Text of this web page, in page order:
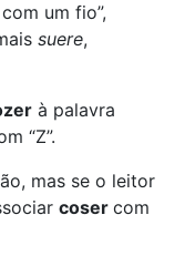
um fio”,
suere,
à palavra
“Z”.
mas se o leitor
coser com